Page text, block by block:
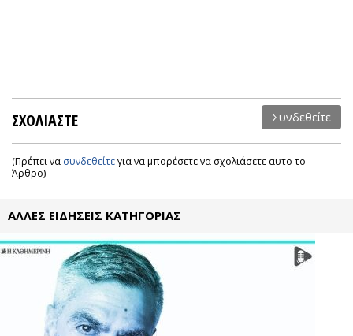
ΣΧΟΛΙΑΣΤΕ Συνδεθείτε
(Πρέπει να συνδεθείτεγια να μπορέσετε να σχολιάσετε αυτο το
Άρθρο)
ΑΛΛΕΣ ΕΙΔΗΣΕΙΣ ΚΑΤΗΓΟΡΙΑΣ